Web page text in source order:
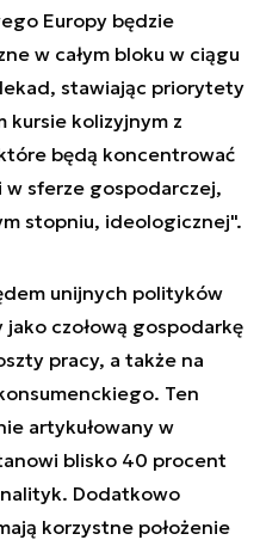
Europy będzie
w całym bloku w ciągu
stawiając priorytety
kursie kolizyjnym z
będą koncentrować
w sferze gospodarczej,
stopniu, ideologicznej".
unijnych polityków
czołową gospodarkę
pracy, a także na
Ten
artykułowany w
blisko 40 procent
Dodatkowo
korzystne położenie